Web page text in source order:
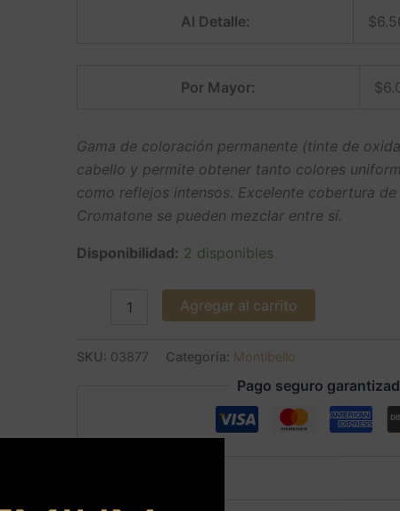
Al Detalle: $
Por Mayor: $
Gama de coloración permanente (tinte de
cabello y permite obtener tanto colores
como reflejos intensos. Excelente cobertura
Cromatone se pueden mezclar entre sí.
Disponibilidad: 2 disponibles
Agregar al carrito
SKU: 03877 Categoría: Montibello
Pago seguro